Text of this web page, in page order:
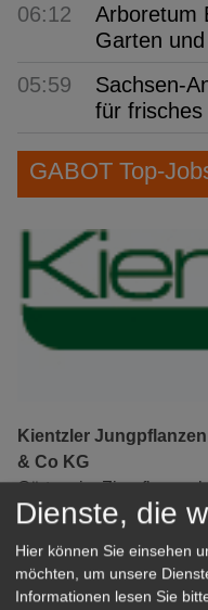
06:12
Arboretum
Garten
05:59
Sachsen-
für
GABOT Top-
Kientzler Jungpflanzen
& Co KG
Gärtner im
(Geselle/Meister/
Gensingen
zur
Dienste, die
Hier können Sie einsehen
möchten, um unsere
Informationen lesen Sie